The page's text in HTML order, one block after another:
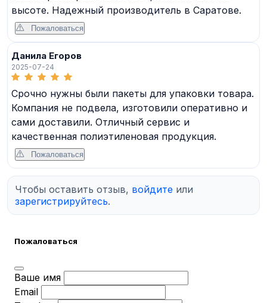
высоте. Надежный производитель в Саратове.
Пожаловаться
Данила Егоров
2025-07-24
Срочно нужны были пакеты для упаковки товара.
Компания не подвела, изготовили оперативно и
сами доставили. Отличный сервис и
качественная полиэтиленовая продукция.
Пожаловаться
Чтобы оставить отзыв, войдите или
зарегистрируйтесь.
Пожаловаться
Ваше имя
Email